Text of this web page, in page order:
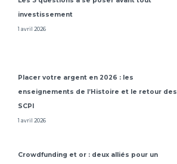
investissement
1 avril 2026
Placer votre argent en 2026 : les
enseignements de l’Histoire et le retour des
SCPI
1 avril 2026
Crowdfunding et or : deux alliés pour un